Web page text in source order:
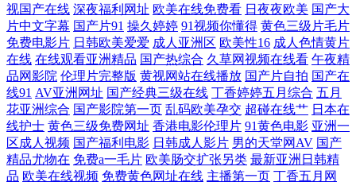
社免费视频 国产av深夜福利 久久黄色视频网址 日本欧美国产中文 午夜香
蕉少妇A片视频 91传媒在线视频 91肉棒插黄免费视频 岛国激情一区 91青
椒草莓蜜桃 九一小视频 日本不卡三区 先锋成人Av影院 91次元官网首页免
费 91视频手机在线 www99色精品 黑料AV网站在线观看 天天干天天狠狠
日 91福利片 成人性交片免费看 91福利小视频 91网名域 超碰97人人香蕉
视国产在线 深夜福利网址 欧美在线免费看 日夜夜欧美 国产大
片中文字幕 国产片91 操久婷婷 91视频你懂得 黄色三级片毛片
免费电影片 日韩欧美爱爱 成人亚洲区 欧美性16 成人色情黄片
在线 在线观看亚洲精品 国产热综合 久草网视频在线看 午夜精
品网影院 伦理片完整版 黄视网站在线播放 国产片自拍 国产在
线91 AV亚洲网址 国产经典三级在线 丁香婷婷五月综合 五月
花亚洲综合 国产影院第一页 乱码欧美孕交 超碰在线艹 日本在
线护士 黄色三级免费网址 香港电影伦理片 91黄色电影 亚洲一
区成人视频 国产福利电影 日韩成人影片 男的天堂网AV 国产
精品尤物在 免费a一毛片 欧美肠交扩张另类 最新亚洲日韩精
品 欧美在线视频 免费黄色网址在线 主播第一页 丁香五月网